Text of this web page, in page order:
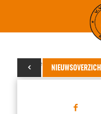
NIEUWSOVERZICHT
15 december 2025